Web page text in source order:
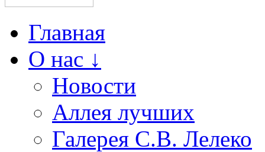
Главная
О нас ↓
Новости
Аллея лучших
Галерея С.В. Лелеко